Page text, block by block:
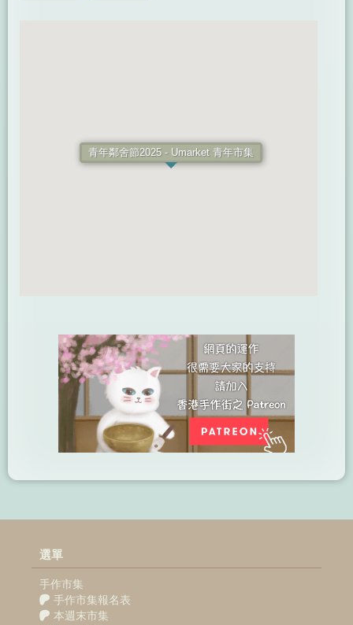
青年鄰舍節2025 - Umarket 青年市集
選單
手作市集
手作市集報名表
本週末市集